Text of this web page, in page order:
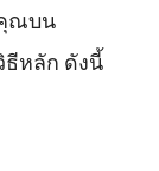
ณบน
ธีหลัก ดังนี้